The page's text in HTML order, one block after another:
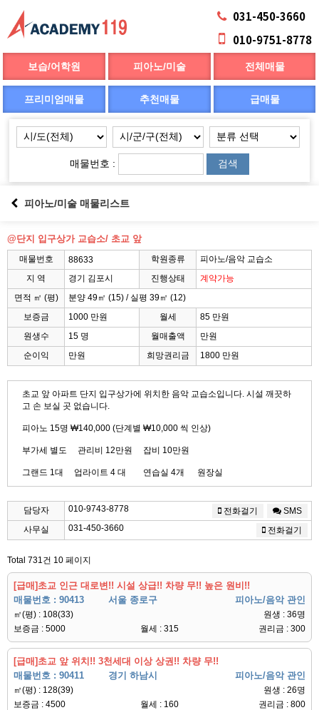
031-450-3660
010-9751-8778
보습/어학원 피아노/미술 전체매물
프리미엄매물 추천매물 급매물
매물번호 : 검색
피아노/미술 매물리스트
@단지 입구상가 교습소/ 초교 앞
매물번호 88633 학원종류
피아노/음악 교습소
지 역
경기 김포시 진행상태
계약가능
면적 ㎡ (평)
분양 49㎡ (15) / 실평 39㎡ (12)
보증금
1000 만원 월세
85 만원
원생수
15 명 월매출액
만원
순이익
만원 희망권리금 1800 만원
초교 앞 아파트 단지 입구상가에 위치한 음악 교습소입니다. 시설 깨끗하
고 손 보실 곳 없습니다.
피아노 15명 ₩140,000 (단계별 ₩10,000 씩 인상)
부가세 별도 관리비 12만원 잡비 10만원
그랜드 1대 업라이트 4 대 연습실 4개 원장실
담당자 010-9743-8778 SMS
전화걸기
사무실
031-450-3660 전화걸기
Total 731건 10 페이지
[급매]초교 인근 대로변!! 시설 상급!! 차량 무!! 높은 원비!!
매물번호 : 90413
서울 종로구 피아노/음악 관인
㎡(평) : 108(33)
원생 : 36명
보증금 : 5000
월세 : 315 권리금 : 300
[급매]초교 앞 위치!! 3천세대 이상 상권!! 차량 무!!
매물번호 : 90411
경기 하남시 피아노/음악 관인
㎡(평) : 128(39)
원생 : 26명
보증금 : 4500
월세 : 160 권리금 : 800